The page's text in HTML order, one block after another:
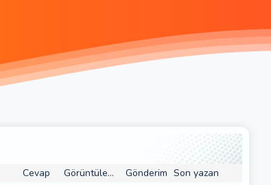
Cevap Görüntüleme Gönderim Son yazan